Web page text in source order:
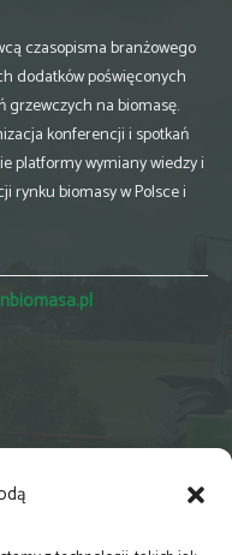
czasopisma branżowego
dodatków poświęconych
grzewczych na biomasę.
konferencji i spotkań
platformy wymiany wiedzy i
rynku biomasy w Polsce i